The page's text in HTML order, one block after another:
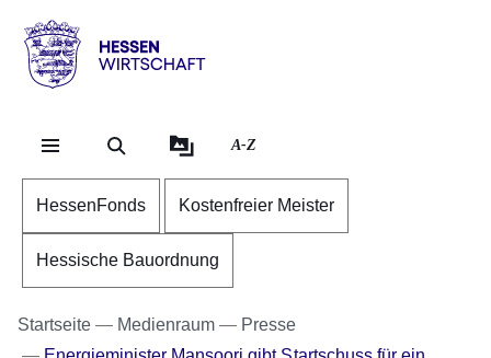
Hessen
Wirtschaft
A-Z
HessenFonds Kostenfreier Meister
Hessische Bauordnung
Startseite Medienraum
Presse